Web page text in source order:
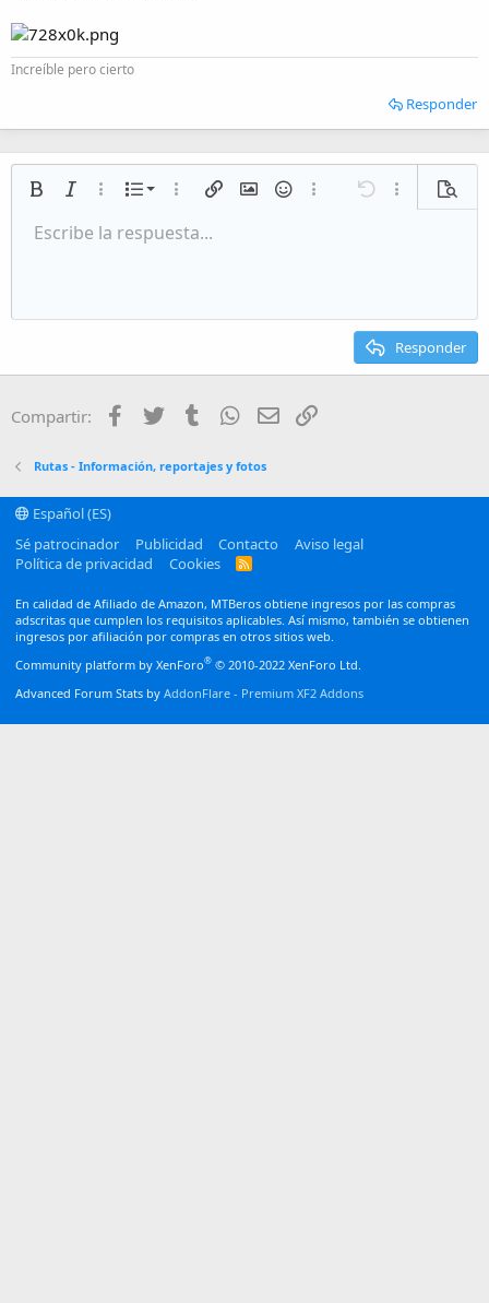
Increíble pero cierto
Responder
NegritaCursivaMás opciones…
Lista
Lista numerada
Lista desordenada
Más opciones…
Insertar enlace
Insertar imagen
EmoticonosMás opciones…
Deshacer
Más
Vista
Tamaño del texto
9
Color de texto
Fuente Arial
Trebuchet MS
Verdana
TachadoSubrayado
AlineamientoAlineación izquierda
Paragraph format
Normal
Heading 2
CitarMultimedia
Insert table
Insert horizontal line
SpoilerCódigo
RehacerCambiar a código BB
Eliminar formato
BorradoresGuardar borrador
Escribe la respuesta...
Responder
Compartir: Facebook
Twitter TumblrWhatsApp
Email
Rutas - Información, reportajes y fotos
Español (ES)
Sé patrocinador
Publicidad Contacto
Aviso legal
Política de privacidad
Cookies
R
En calidad de Afiliado de Amazon, MTBeros obtiene ingresos por las compras
adscritas que cumplen los requisitos aplicables. Así mismo, también se obtienen
ingresos por afiliación por compras en otros sitios web.
Community platform by XenForo® © 2010-2022 XenForo Ltd.
Advanced Forum Stats by AddonFlare - Premium XF2 Addons